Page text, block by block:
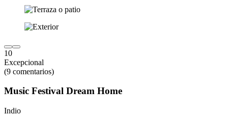
10
Excepcional
(9 comentarios)
Music Festival Dream Home
Indio